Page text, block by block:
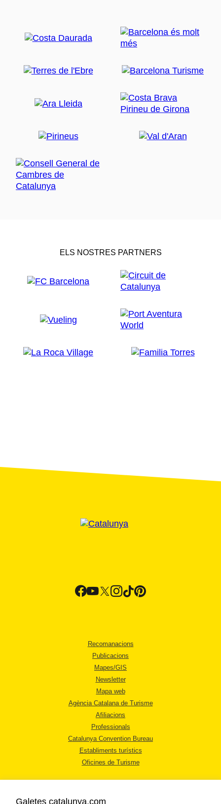
ELS NOSTRES PARTNERS
Recomanacions
Publicacions
Mapes/GIS
Newsletter
Mapa web
Agència Catalana de Turisme
Afiliacions
Professionals
Catalunya Convention Bureau
Establiments turístics
Oficines de Turisme
Galetes catalunya.com